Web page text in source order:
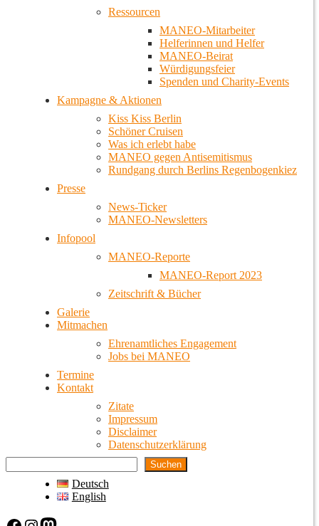
Ressourcen
MANEO-Mitarbeiter
Helferinnen und Helfer
MANEO-Beirat
Würdigungsfeier
Spenden und Charity-Events
Kampagne & Aktionen
Kiss Kiss Berlin
Schöner Cruisen
Was ich erlebt habe
MANEO gegen Antisemitismus
Rundgang durch Berlins Regenbogenkiez
Presse
News-Ticker
MANEO-Newsletters
Infopool
MANEO-Reporte
MANEO-Report 2023
Zeitschrift & Bücher
Galerie
Mitmachen
Ehrenamtliches Engagement
Jobs bei MANEO
Termine
Kontakt
Zitate
Impressum
Disclaimer
Datenschutzerklärung
Suchen
Deutsch
English